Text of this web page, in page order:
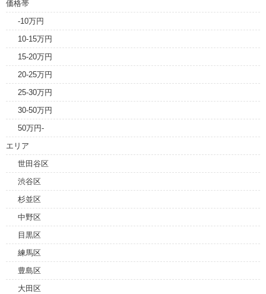
価格帯
-10万円
10-15万円
15-20万円
20-25万円
25-30万円
30-50万円
50万円-
エリア
世田谷区
渋谷区
杉並区
中野区
目黒区
練馬区
豊島区
大田区